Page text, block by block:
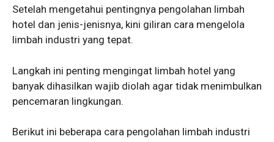
Setelah mengetahui pentingnya pengolahan limbah
hotel dan jenis-jenisnya, kini giliran cara mengelola
limbah industri yang tepat.
Langkah ini penting mengingat limbah hotel yang
banyak dihasilkan wajib diolah agar tidak menimbulkan
pencemaran lingkungan.
Berikut ini beberapa cara pengolahan limbah industri